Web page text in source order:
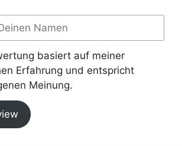
basiert auf meiner
Erfahrung und entspricht
Meinung.